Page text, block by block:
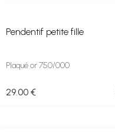
Pendentif petite fille
Plaqué or 750/000
29.00 €